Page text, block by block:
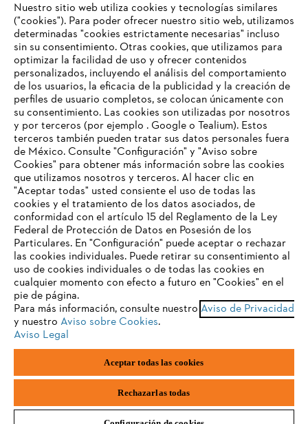
Empresa
Preguntas frecuentes
Contacto
Aviso de privacidad
Aviso de privacidad sobre cookies Información legal
Andreas STIHL S.A. de C.V., con domicilio Kilómetro 117 Autopista
México-Puebla, Nave 30, Parque Industrial FINSA, Cuautlancingo,
TU NAVEGADOR NO ES
COMPATIBLE
El navegador que estás utilizando no es compatible con
nuestra página web. Para que puedas disfrutar de nuestro
contenido, utiliza uno de los siguientes navegadores:
firefox chrome
safari edge
Nuestro sitio web utiliza cookies y tecnologías similares
("cookies"). Para poder ofrecer nuestro sitio web, utilizamos
determinadas "cookies estrictamente necesarias" incluso
sin su consentimiento. Otras cookies, que utilizamos para
optimizar la facilidad de uso y ofrecer contenidos
personalizados, incluyendo el análisis del comportamiento
de los usuarios, la eficacia de la publicidad y la creación de
perfiles de usuario completos, se colocan únicamente con
su consentimiento. Las cookies son utilizadas por nosotros
y por terceros (por ejemplo . Google o Tealium). Estos
terceros también pueden tratar sus datos personales fuera
de México. Consulte "Configuración" y "Aviso sobre
Cookies" para obtener más información sobre las cookies
que utilizamos nosotros y terceros. Al hacer clic en
"Aceptar todas" usted consiente el uso de todas las
cookies y el tratamiento de los datos asociados, de
conformidad con el artículo 15 del Reglamento de la Ley
Federal de Protección de Datos en Posesión de los
Particulares. En "Configuración" puede aceptar o rechazar
las cookies individuales. Puede retirar su consentimiento al
uso de cookies individuales o de todas las cookies en
cualquier momento con efecto a futuro en "Cookies" en el
pie de página.
Para más información, consulte nuestro Aviso de Privacidad
y nuestro Aviso sobre Cookies.
Aviso Legal
Aceptar todas las cookies
Rechazarlas todas